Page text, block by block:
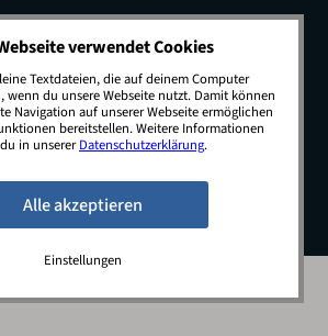
· All rights reserved.
Newsletter
Kontakt
Impressum Datenschutz
verwendet Cookies
Textdateien, die auf deinem Computer
wenn du unsere Webseite nutzt. Damit können
Navigation auf unserer Webseite ermöglichen
bereitstellen. Weitere Informationen
in unsererDatenschutzerklärung.
Einstellungen